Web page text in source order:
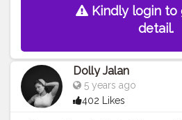
Kindly login to
detail.
Dolly Jalan
5 years ago
402 Likes